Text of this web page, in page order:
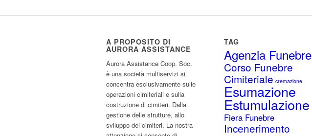
A PROPOSITO DI
AURORA ASSISTANCE
Aurora Assistance Coop. Soc.
è una società multiservizi si
concentra esclusivamente sulle
operazioni cimiteriali e sulla
costruzione di cimiteri. Dalla
gestione delle strutture, allo
sviluppo dei cimiteri. La nostra
TAG
Agenzia Funebre
Corso Funebre
Cimiteriale cremazione
Esumazione
Estumulazione
Fiera Funebre
Incenerimento